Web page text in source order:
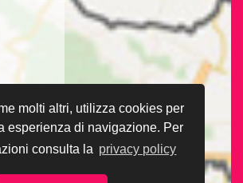
molti altri, utilizza cookies per
esperienza di navigazione. Per
consulta la privacy policy